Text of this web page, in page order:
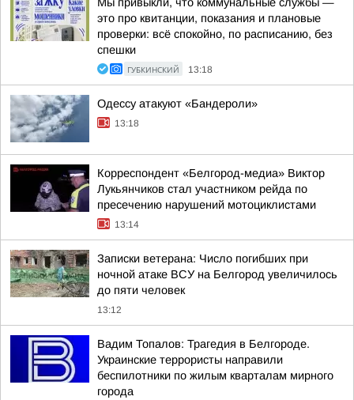
это про квитанции, показания и плановые
проверки: всё спокойно, по расписанию, без
спешки
ГУБКИНСКИЙ 13:18
Одессу атакуют «Бандероли»
13:18
Корреспондент «Белгород-медиа» Виктор
Лукьянчиков стал участником рейда по
пресечению нарушений мотоциклистами
13:14
Записки ветерана: Число погибших при
ночной атаке ВСУ на Белгород увеличилось
до пяти человек
13:12
Вадим Топалов: Трагедия в Белгороде.
Украинские террористы направили
беспилотники по жилым кварталам мирного
города